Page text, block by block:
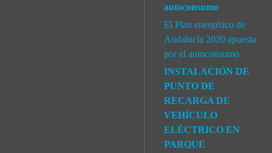
autoconsumo
El Plan energético de
Andalucía 2020 apuesta
por el autoconsumo
INSTALACIÓN DE
PUNTO DE
RECARGA DE
VEHÍCULO
ELÉCTRICO EN
PARQUE